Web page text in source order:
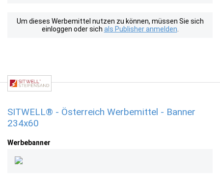
Um dieses Werbemittel nutzen zu können, müssen Sie sich
einloggen oder sich als Publisher anmelden
SITWELL® - Österreich Werbemittel - Banner
234x60
Werbebanner